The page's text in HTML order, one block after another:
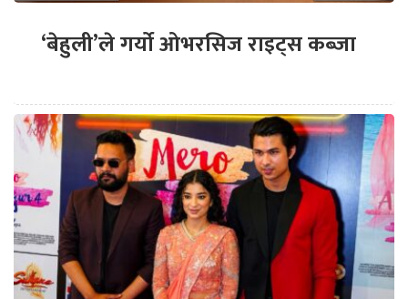
‘बेहुली’ले गर्यो ओभरसिज राइट्स कब्जा